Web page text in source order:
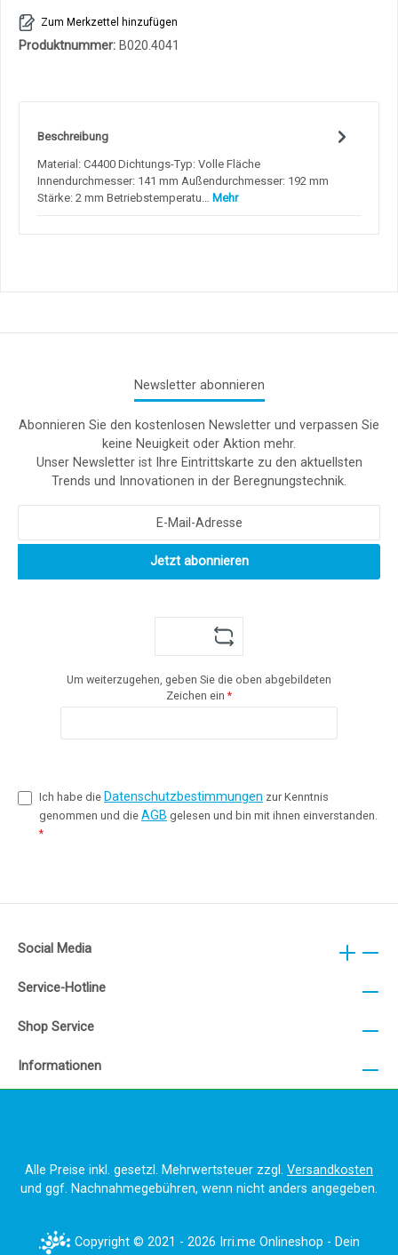
Zum Merkzettel hinzufügen
Produktnummer: B020.4041
Beschreibung
Material: C4400 Dichtungs-Typ: Volle Fläche
Innendurchmesser: 141 mm Außendurchmesser: 192 mm
Stärke: 2 mm Betriebstemperatu…
Mehr
Newsletter abonnieren
Abonnieren Sie den kostenlosen Newsletter und verpassen Sie
keine Neuigkeit oder Aktion mehr.
Unser Newsletter ist Ihre Eintrittskarte zu den aktuellsten
Trends und Innovationen in der Beregnungstechnik.
Jetzt abonnieren
Um weiterzugehen, geben Sie die oben abgebildeten
Zeichen ein *
Ich habe die Datenschutzbestimmungen zur Kenntnis
genommen und die AGB gelesen und bin mit ihnen einverstanden.
*
Service-Hotline
Shop Service
Informationen
Social Media
Alle Preise inkl. gesetzl. Mehrwertsteuer zzgl. Versandkosten
und ggf. Nachnahmegebühren, wenn nicht anders angegeben.
Copyright © 2021 - 2026 Irri.me Onlineshop - Dein